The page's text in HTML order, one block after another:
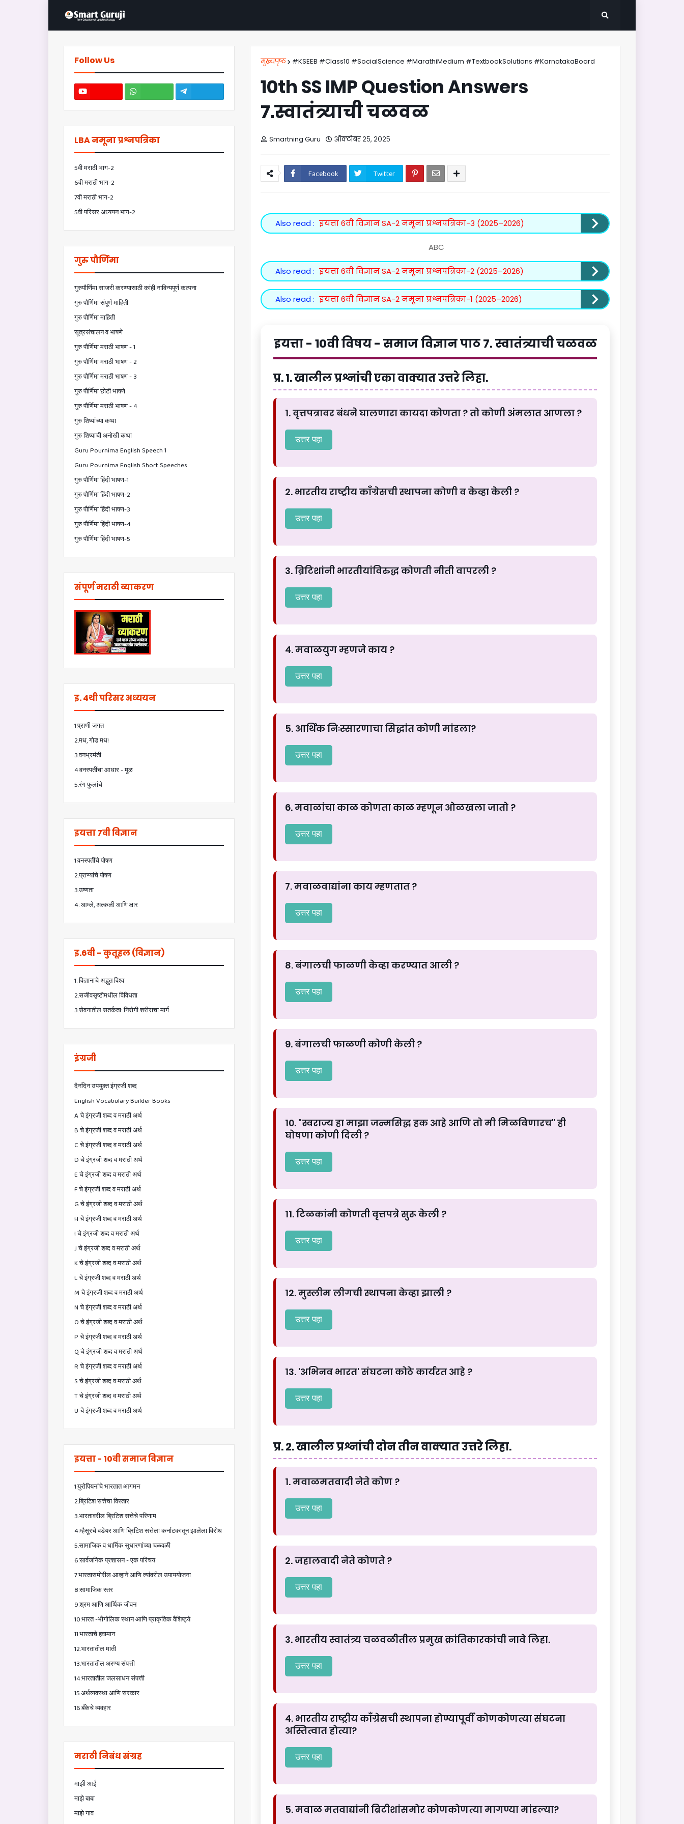
मुख्यपृष्ठ #KSEEB #Class10 #SocialScience #MarathiMedium #TextbookSolutions #KarnatakaBoard
10th SS IMP Question Answers
7.स्वातंत्र्याची चळवळ
Smartning Guru ऑक्टोबर २५, २०२५
Facebook Twitter
Also read : इयत्ता 6वी विज्ञान SA-2 नमूना प्रश्नपत्रिका-3 (2025–2026)
ABC
Also read : इयत्ता 6वी विज्ञान SA-2 नमूना प्रश्नपत्रिका-2 (2025–2026)
Also read : इयत्ता 6वी विज्ञान SA-2 नमूना प्रश्नपत्रिका-1 (2025–2026)
इयत्ता - 10वी विषय - समाज विज्ञान पाठ 7. स्वातंत्र्याची चळवळ
प्र. 1. खालील प्रश्नांची एका वाक्यात उत्तरे लिहा.
1. वृत्तपत्रावर बंधने घालणारा कायदा कोणता ? तो कोणी अंमलात आणला ?
उत्तर पहा
2. भारतीय राष्ट्रीय काँग्रेसची स्थापना कोणी व केव्हा केली ?
उत्तर पहा
3. ब्रिटिशांनी भारतीयांविरुद्ध कोणती नीती वापरली ?
उत्तर पहा
4. मवाळयुग म्हणजे काय ?
उत्तर पहा
5. आर्थिक निःस्सारणाचा सिद्धांत कोणी मांडला?
उत्तर पहा
6. मवाळांचा काळ कोणता काळ म्हणून ओळखला जातो ?
उत्तर पहा
7. मवाळवाद्यांना काय म्हणतात ?
उत्तर पहा
8. बंगालची फाळणी केव्हा करण्यात आली ?
उत्तर पहा
9. बंगालची फाळणी कोणी केली ?
उत्तर पहा
10. "स्वराज्य हा माझा जन्मसिद्ध हक आहे आणि तो मी मिळविणारच" ही
घोषणा कोणी दिली ?
उत्तर पहा
11. टिळकांनी कोणती वृत्तपत्रे सुरू केली ?
उत्तर पहा
12. मुस्लीम लीगची स्थापना केव्हा झाली ?
उत्तर पहा
13. 'अभिनव भारत' संघटना कोठे कार्यरत आहे ?
उत्तर पहा
प्र. 2. खालील प्रश्नांची दोन तीन वाक्यात उत्तरे लिहा.
1. मवाळमतवादी नेते कोण ?
उत्तर पहा
2. जहालवादी नेते कोणते ?
उत्तर पहा
3. भारतीय स्वातंत्र्य चळवळीतील प्रमुख क्रांतिकारकांची नावे लिहा.
उत्तर पहा
4. भारतीय राष्ट्रीय काँग्रेसची स्थापना होण्यापूर्वी कोणकोणत्या संघटना
अस्तित्वात होत्या?
उत्तर पहा
5. मवाळ मतवाद्यांनी ब्रिटीशांसमोर कोणकोणत्या मागण्या मांडल्या?
Follow Us
LBA नमूना प्रश्नपत्रिका
5वी मराठी भाग-2
6वी मराठी भाग-2
7वी मराठी भाग-2
5वी परिसर अध्ययन भाग-2
गुरु पौर्णिमा
गुरुपौर्णिमा साजरी करण्यासाठी कांही नाविन्यपूर्ण कल्पना
गुरु पौर्णिमा संपूर्ण माहिती
गुरु पौर्णिमा माहिती
सूत्रसंचालन व भाषणे
गुरु पौर्णिमा मराठी भाषण - 1
गुरु पौर्णिमा मराठी भाषण - 2
गुरु पौर्णिमा मराठी भाषण - 3
गुरु पौर्णिमा छोटी भाषणे
गुरु पौर्णिमा मराठी भाषण - 4
गुरु शिष्यांच्या कथा
गुरु शिष्याची अनोखी कथा
Guru Pournima English Speech 1
Guru Pournima English Short Speeches
गुरु पौर्णिमा हिंदी भाषण-1
गुरु पौर्णिमा हिंदी भाषण-2
गुरु पौर्णिमा हिंदी भाषण-3
गुरु पौर्णिमा हिंदी भाषण-4
गुरु पौर्णिमा हिंदी भाषण-5
संपूर्ण मराठी व्याकरण
इ. 4थी परिसर अध्ययन
1.प्राणी जगत
2.मध, गोड मध!
3.वनभ्रमंती
4.वनस्पतींचा आधार - मूळ
5.रंग फुलांचे
इयत्ता 7वी विज्ञान
1.वनस्पतींचे पोषण
2.प्राण्यांचे पोषण
3.उष्णता
4: आम्ले, अल्कली आणि क्षार
इ.6वी - कुतूहल (विज्ञान)
1. विज्ञानाचे अद्भुत विश्व
2.सजीवसृष्टीमधील विविधता
3.सेवनातील सतर्कता: निरोगी शरीराचा मार्ग
इंग्रजी
दैनंदिन उपयुक्त इंग्रजी शब्द
English Vocabulary Builder Books
A चे इंग्रजी शब्द व मराठी अर्थ
B चे इंग्रजी शब्द व मराठी अर्थ
C चे इंग्रजी शब्द व मराठी अर्थ
D चे इंग्रजी शब्द व मराठी अर्थ
E चे इंग्रजी शब्द व मराठी अर्थ
F चे इंग्रजी शब्द व मराठी अर्थ
G चे इंग्रजी शब्द व मराठी अर्थ
H चे इंग्रजी शब्द व मराठी अर्थ
I चे इंग्रजी शब्द व मराठी अर्थ
J चे इंग्रजी शब्द व मराठी अर्थ
K चे इंग्रजी शब्द व मराठी अर्थ
L चे इंग्रजी शब्द व मराठी अर्थ
M चे इंग्रजी शब्द व मराठी अर्थ
N चे इंग्रजी शब्द व मराठी अर्थ
O चे इंग्रजी शब्द व मराठी अर्थ
P चे इंग्रजी शब्द व मराठी अर्थ
Q चे इंग्रजी शब्द व मराठी अर्थ
R चे इंग्रजी शब्द व मराठी अर्थ
S चे इंग्रजी शब्द व मराठी अर्थ
T चे इंग्रजी शब्द व मराठी अर्थ
U चे इंग्रजी शब्द व मराठी अर्थ
इयत्ता - 10वी समाज विज्ञान
1.युरोपियनांचे भारतात आगमन
2.ब्रिटिश सत्तेचा विस्तार
3.भारतावरील ब्रिटिश सत्तेचे परिणाम
4.म्हैसूरचे वडेयर आणि ब्रिटिश सत्तेला कर्नाटकातून झालेला विरोध
5.सामाजिक व धार्मिक सुधारणांच्या चळवळी
6.सार्वजनिक प्रशासन - एक परिचय
7.भारतासमोरील आव्हाने आणि त्यांवरील उपाययोजना
8.सामाजिक स्तर
9.श्रम आणि आर्थिक जीवन
10.भारत -भौगोलिक स्थान आणि प्राकृतिक वैशिष्ट्ये
11.भारताचे हवामान
12.भारतातील माती
13.भारतातील अरण्य संपत्ती
14.भारतातील जलसाधन संपत्ती
15.अर्थव्यवस्था आणि सरकार
16.बँकेचे व्यवहार
मराठी निबंध संग्रह
माझी आई
माझे बाबा
माझे गाव